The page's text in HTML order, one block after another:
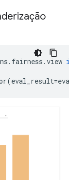
. fairness .view
(eval_result=